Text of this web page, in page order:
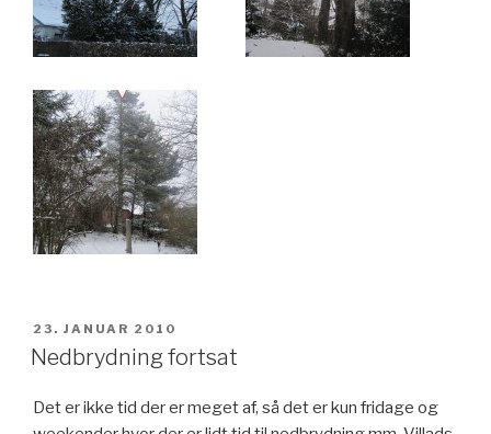
UDGIVET
DEN
23. JANUAR 2010
Nedbrydning fortsat
Det er ikke tid der er meget af, så det er kun fridage og